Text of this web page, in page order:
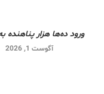
ورود ده‌ها هزار پناهنده
آگوست 1, 2026